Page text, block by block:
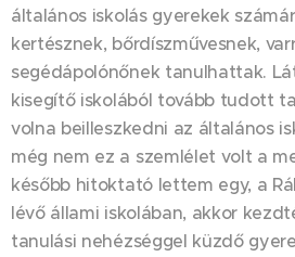
általános iskolás gyerekek
kertésznek, bőrdíszművesnek,
segédápolónőnek tanulhattak.
kisegítő iskolából tovább tudott
volna beilleszkedni az általános
még nem ez a szemlélet volt a
később hitoktató lettem egy, a
lévő állami iskolában, akkor
tanulási nehézséggel küzdő